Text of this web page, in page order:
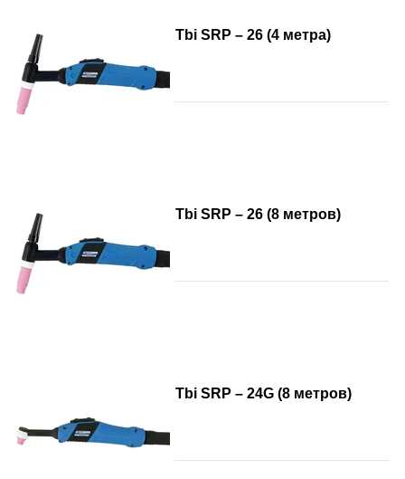
Tbi SRP – 26 (4 метра)
Tbi SRP – 26 (8 метров)
Tbi SRP – 24G (8 метров)